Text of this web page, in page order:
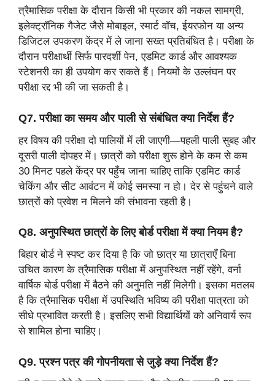
त्रैमासिक परीक्षा के दौरान किसी भी प्रकार की नकल सामग्री,
इलेक्ट्रॉनिक गैजेट जैसे मोबाइल, स्मार्ट वॉच, ईयरफोन या अन्य
डिजिटल उपकरण केंद्र में ले जाना सख्त प्रतिबंधित है। परीक्षा के
दौरान परीक्षार्थी सिर्फ पारदर्शी पेन, एडमिट कार्ड और आवश्यक
स्टेशनरी का ही उपयोग कर सकते हैं। नियमों के उल्लंघन पर
परीक्षा रद्द भी की जा सकती है।
Q7. परीक्षा का समय और पाली से संबंधित क्या निर्देश हैं?
हर विषय की परीक्षा दो पालियों में ली जाएगी—पहली पाली सुबह और
दूसरी पाली दोपहर में। छात्रों को परीक्षा शुरू होने के कम से कम
30 मिनट पहले केंद्र पर पहुँच जाना चाहिए ताकि एडमिट कार्ड
चेकिंग और सीट आवंटन में कोई समस्या न हो। देर से पहुंचने वाले
छात्रों को प्रवेश न मिलने की संभावना रहती है।
Q8. अनुपस्थित छात्रों के लिए बोर्ड परीक्षा में क्या नियम है?
बिहार बोर्ड ने स्पष्ट कर दिया है कि जो छात्र या छात्राएँ बिना
उचित कारण के त्रैमासिक परीक्षा में अनुपस्थित नहीं रहेंगे, वर्ना
वार्षिक बोर्ड परीक्षा में बैठने की अनुमति नहीं मिलेगी। इसका मतलब
है कि त्रैमासिक परीक्षा में उपस्थिति भविष्य की परीक्षा पात्रता को
सीधे प्रभावित करती है। इसलिए सभी विद्यार्थियों को अनिवार्य रूप
से शामिल होना चाहिए।
Q9. प्रश्न पत्र की गोपनीयता से जुड़े क्या निर्देश हैं?